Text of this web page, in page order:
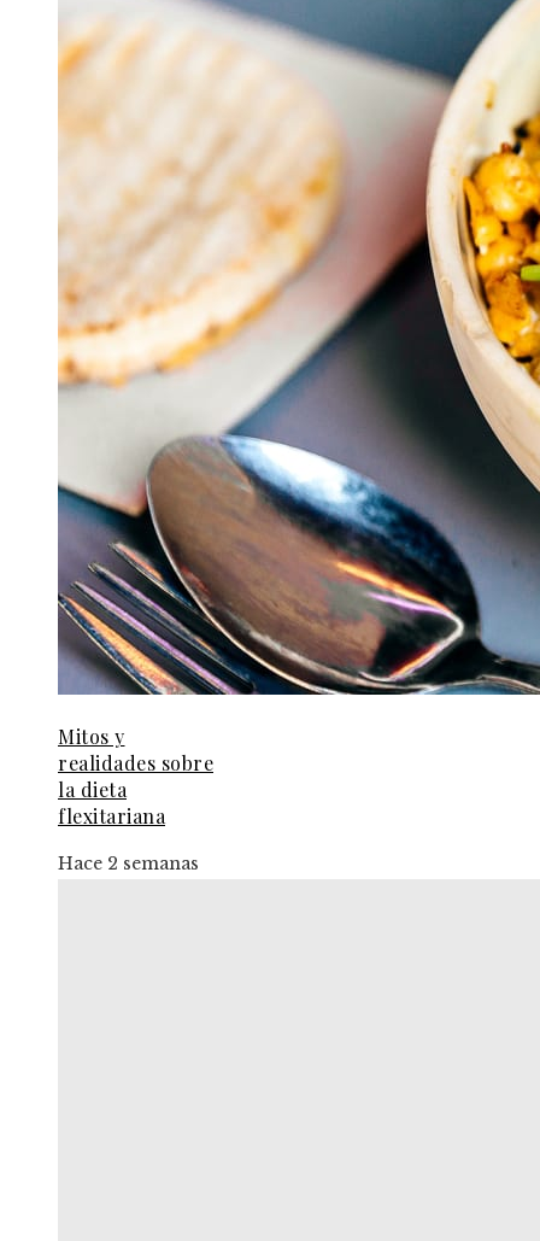
Mitos y
realidades sobre
la dieta
flexitariana
Hace 2 semanas